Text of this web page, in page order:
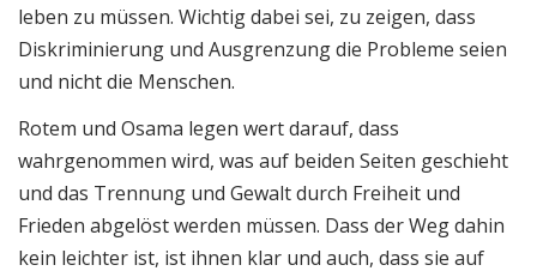
leben zu müssen. Wichtig dabei sei, zu zeigen, dass
Diskriminierung und Ausgrenzung die Probleme seien
und nicht die Menschen.
Rotem und Osama legen wert darauf, dass
wahrgenommen wird, was auf beiden Seiten geschieht
und das Trennung und Gewalt durch Freiheit und
Frieden abgelöst werden müssen. Dass der Weg dahin
kein leichter ist, ist ihnen klar und auch, dass sie auf